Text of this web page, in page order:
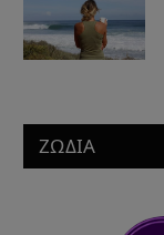
ΖΩΔΙΑ